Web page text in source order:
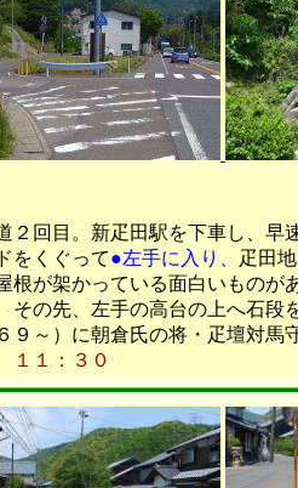
回目。新疋田駅を下車し、早
をくぐって●左手に入り、
疋田
が架かっている面白いものが
の先、左手の高台の上へ石段
～）に朝倉氏の将・疋壇対馬
１１：３０